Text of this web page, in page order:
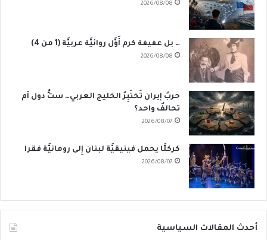
2026/08/08
… بل عفيفة كرم أَوَّل روائيَّة عربيَّة (1 من 4)
2026/08/08
حربُ إيران تَختَبِرُ الخليج العربي… ستُّ دول أم
تحالفٌ واحد؟
2026/08/07
كركلَّا يحمل فينيقيَّة لبنان إِلى رومانيَّة فقرا
2026/08/07
أحدث المقالات السياسية